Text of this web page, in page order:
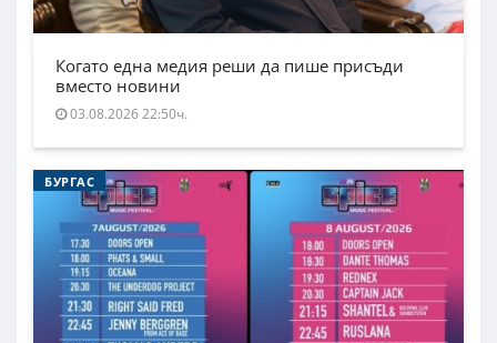
Когато една медия реши да пише присъди
вместо новини
03.08.2026 22:50ч.
БУРГАС